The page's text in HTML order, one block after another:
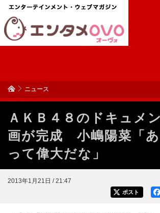
ニュース
ＡＫＢ４８のドキュメ
画が完成 小嶋陽菜「
って偉大だな」
2013年1月21日 / 21:47
ポスト